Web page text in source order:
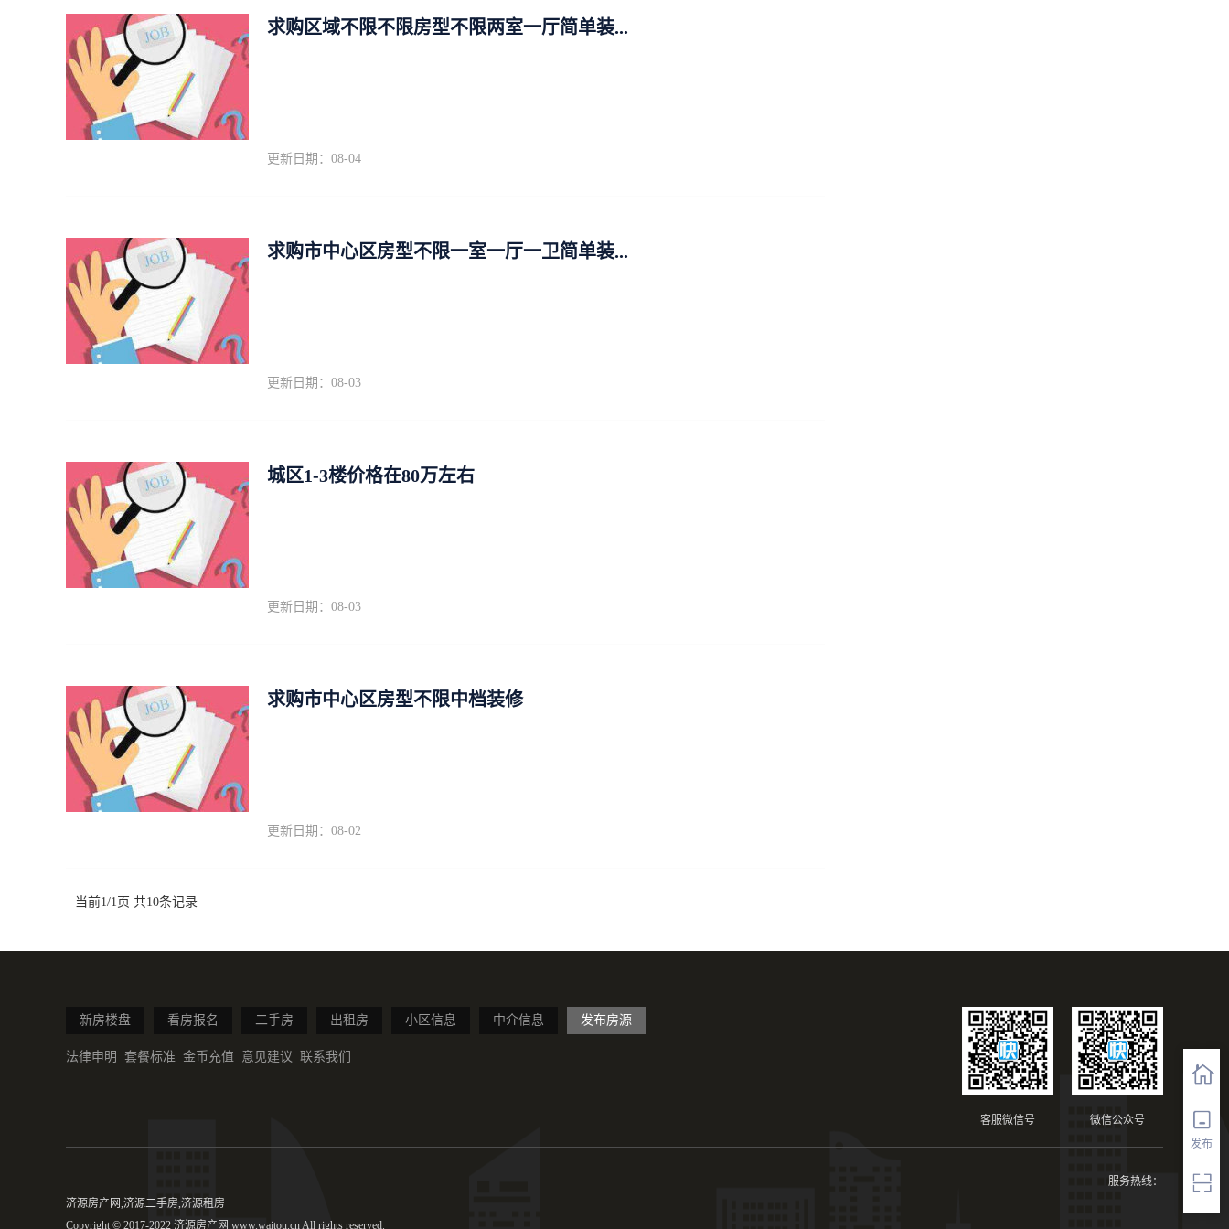
发布
求购区域不限不限房型不限两室一厅简单装...
更新日期：08-04
求购市中心区房型不限一室一厅一卫简单装...
更新日期：08-03
城区1-3楼价格在80万左右
更新日期：08-03
求购市中心区房型不限中档装修
更新日期：08-02
当前1/1页 共10条记录
新房楼盘 看房报名 二手房 出租房 小区信息 中介信息 发布房源
法律申明 套餐标准 金币充值 意见建议 联系我们
微信公众号
客服微信号
服务热线：
济源房产网,济源二手房,济源租房
Copyright © 2017-2022 济源房产网 www.waitou.cn All rights reserved.